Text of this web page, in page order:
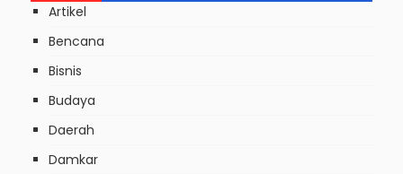
Artikel
Bencana
Bisnis
Budaya
Daerah
Damkar